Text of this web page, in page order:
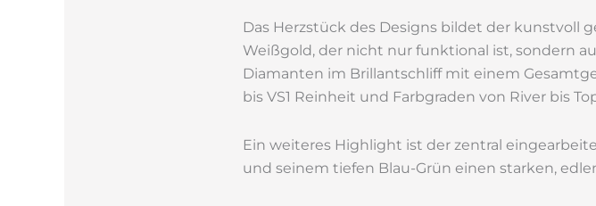
Das Herzstück des Designs bildet der kunstvoll
Weißgold, der nicht nur funktional ist, sondern
Diamanten im Brillantschliff mit einem
bis VS1 Reinheit und Farbgraden von River bis
Ein weiteres Highlight ist der zentral
und seinem tiefen Blau-Grün einen starken,